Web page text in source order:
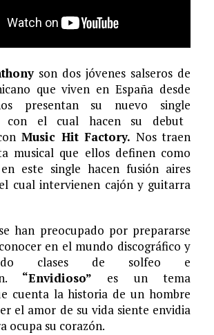
son dos jóvenes salseros de
que viven en España desde
presentan su nuevo single
con el cual hacen su debut
Music Hit Factory. Nos traen
musical que ellos definen como
este single hacen fusión aires
cual intervienen cajón y guitarra
han preocupado por prepararse
en el mundo discográfico y
clases de solfeo e
“Envidioso” es un tema
cuenta la historia de un hombre
el amor de su vida siente envidia
ocupa su corazón.